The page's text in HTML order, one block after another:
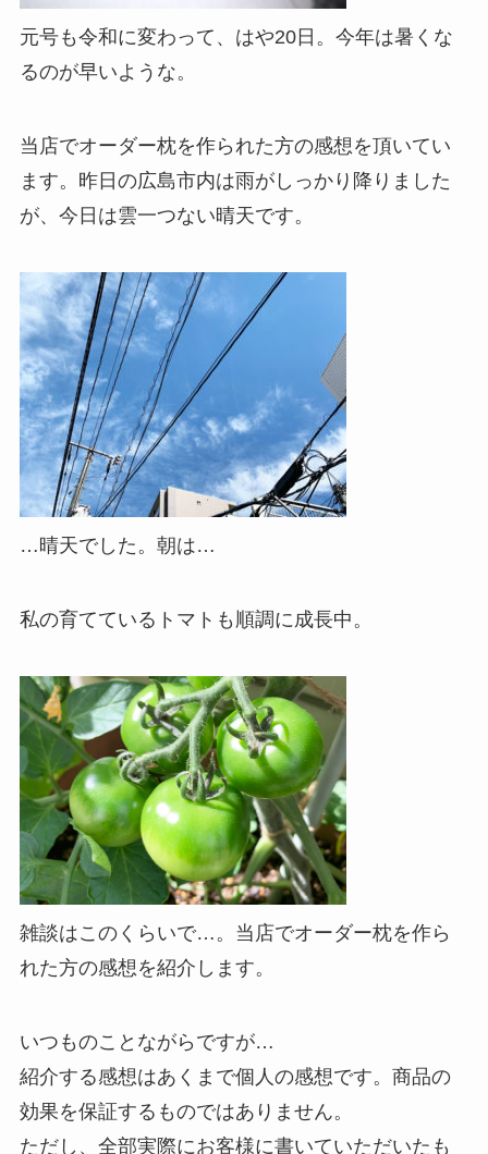
元号も令和に変わって、はや20日。今年は暑くな
るのが早いような。
当店でオーダー枕を作られた方の感想を頂いてい
ます。 昨日の広島市内は雨がしっかり降りました
が、今日は雲一つない晴天です。
…晴天でした。朝は…
私の育てているトマトも順調に成長中。
雑談はこのくらいで…。当店でオーダー枕を作ら
れた方の感想を紹介します。
いつものことながらですが…
紹介する感想はあくまで個人の感想です。商品の
効果を保証するものではありません。
ただし、全部実際にお客様に書いていただいたも